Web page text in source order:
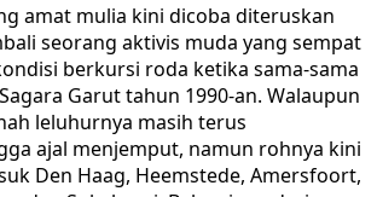
amat mulia kini dicoba diteruskan
seorang aktivis muda yang sempat
berkursi roda ketika sama-sama
Garut tahun 1990-an. Walaupun
leluhurnya masih terus
ajal menjemput, namun rohnya kini
Den Haag, Heemstede, Amersfoort,